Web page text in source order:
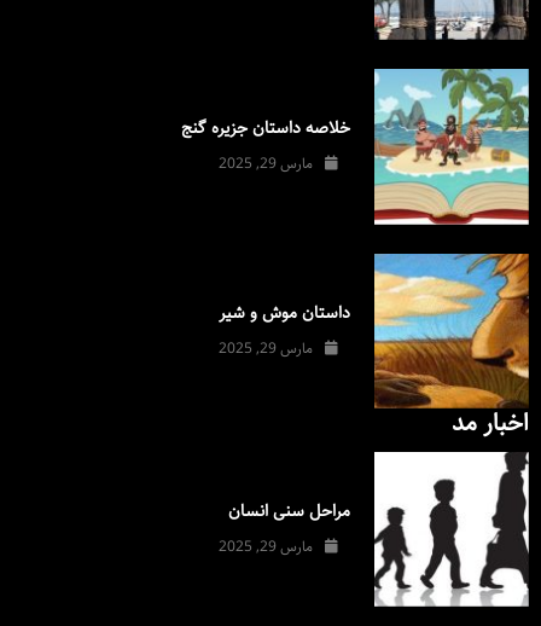
خلاصه داستان جزیره گنج
مارس 29, 2025
داستان موش و شیر
مارس 29, 2025
اخبار مد
مراحل سنی انسان
مارس 29, 2025